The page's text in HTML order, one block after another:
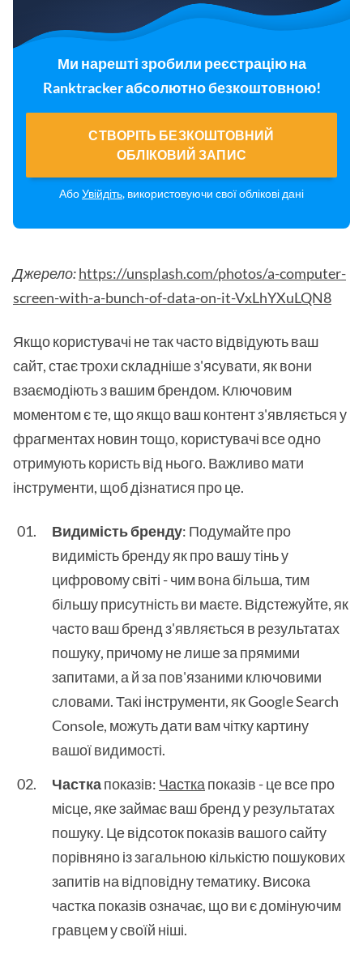
Ми нарешті зробили реєстрацію на
Ranktracker абсолютно безкоштовною!
СТВОРІТЬ БЕЗКОШТОВНИЙ
ОБЛІКОВИЙ ЗАПИС
АбоУвійдіть, використовуючи свої облікові дані
Джерело:https://unsplash.com/photos/a-computer-
screen-with-a-bunch-of-data-on-it-VxLhYXuLQN8
Якщо користувачі не так часто відвідують ваш
сайт, стає трохи складніше з'ясувати, як вони
взаємодіють з вашим брендом. Ключовим
моментом є те, що якщо ваш контент з'являється у
фрагментах новин тощо, користувачі все одно
отримують користь від нього. Важливо мати
інструменти, щоб дізнатися про це.
Видимість бренду: Подумайте про
видимість бренду як про вашу тінь у
цифровому світі - чим вона більша, тим
більшу присутність ви маєте. Відстежуйте, як
часто ваш бренд з'являється в результатах
пошуку, причому не лише за прямими
запитами, а й за пов'язаними ключовими
словами. Такі інструменти, як Google Search
Console, можуть дати вам чітку картину
вашої видимості.
Часткапоказів: Частка показів - це все про
місце, яке займає ваш бренд у результатах
пошуку. Це відсоток показів вашого сайту
порівняно із загальною кількістю пошукових
запитів на відповідну тематику. Висока
частка показів означає, що ви є домінуючим
гравцем у своїй ніші.